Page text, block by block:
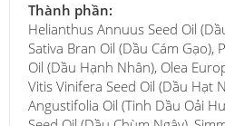
Thành phần:
Helianthus Annuus Seed Oil
Sativa Bran Oil (Dầu Cám Gạo),
Oil (Dầu Hạnh Nhân), Olea
Vitis Vinifera Seed Oil (Dầu Hạt
Angustifolia Oil (Tinh Dầu Oải